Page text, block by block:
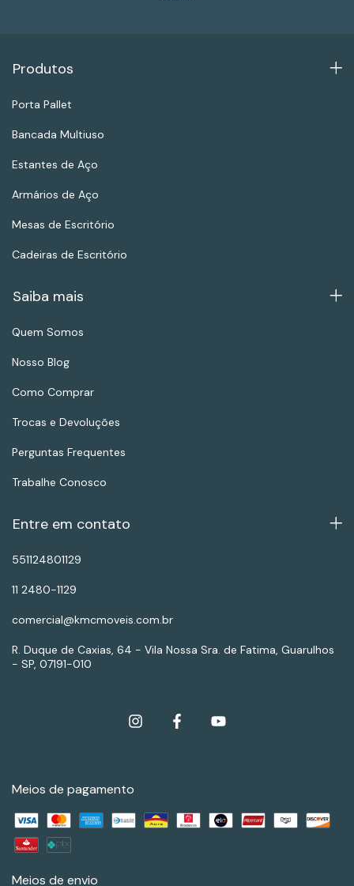
Produtos
Porta Pallet
Bancada Multiuso
Estantes de Aço
Armários de Aço
Mesas de Escritório
Cadeiras de Escritório
Saiba mais
Quem Somos
Nosso Blog
Como Comprar
Trocas e Devoluções
Perguntas Frequentes
Trabalhe Conosco
Entre em contato
551124801129
11 2480-1129
comercial@kmcmoveis.com.br
R. Duque de Caxias, 64 - Vila Nossa Sra. de Fatima, Guarulhos
- SP, 07191-010
Meios de pagamento
Meios de envio